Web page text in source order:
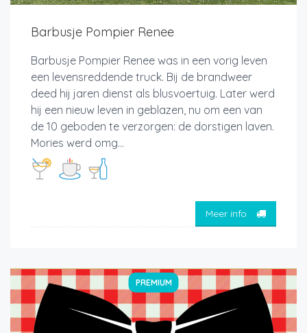
Barbusje Pompier Renee
Barbusje Pompier Renee was in een vorig leven
een levensreddende truck. Bij de brandweer
deed hij jaren dienst als blusvoertuig. Later werd
hij een nieuw leven in geblazen, nu om een van
de 10 geboden te verzorgen: de dorstigen laven.
Mories werd omg...
Meer info
PREMIUM